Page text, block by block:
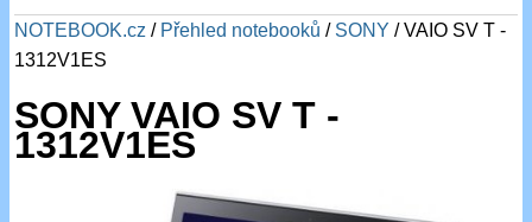
NOTEBOOK.cz / Přehled notebooků / SONY / VAIO SV T -
1312V1ES
SONY VAIO SV T -
1312V1ES